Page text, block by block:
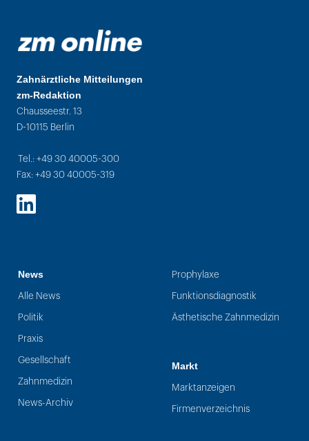
Zahnärztliche Mitteilungen
zm-Redaktion
Chausseestr. 13
D-10115 Berlin
Tel.: +49 30 40005-300
Fax: +49 30 40005-319
LinkedIn
News
Alle News
Politik
Praxis
Gesellschaft
Zahnmedizin
News-Archiv
Prophylaxe
Funktionsdiagnostik
Ästhetische Zahnmedizin
Markt
Marktanzeigen
Firmenverzeichnis